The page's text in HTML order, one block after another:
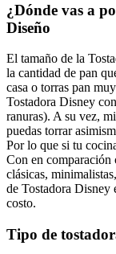
¿Dónde vas a
Diseño
El tamaño de la
la cantidad de pan
casa o torras pan
Tostadora Disney
ranuras). A su vez,
puedas torrar
Por lo que si tu
Con en comparación
clásicas,
de Tostadora Disney
costo.
Tipo de